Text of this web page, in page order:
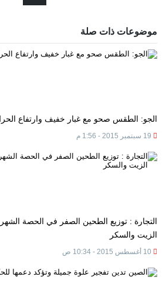
موضوعات ذات صلة
الجو: الطقس صحو مع غبار خفيف وارتفاع الحرارة
التجارة : توزيع الطحين الصفر في الحصة
الزيت والسكر